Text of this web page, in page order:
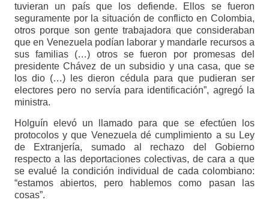
tuvieran un país que los defiende. Ellos se fueron
seguramente por la situación de conflicto en Colombia,
otros porque son gente trabajadora que consideraban
que en Venezuela podían laborar y mandarle recursos a
sus familias (…) otros se fueron por promesas del
presidente Chávez de un subsidio y una casa, que se
los dio (…) les dieron cédula para que pudieran ser
electores pero no servía para identificación”, agregó la
ministra.
Holguín elevó un llamado para que se efectúen los
protocolos y que Venezuela dé cumplimiento a su Ley
de Extranjería, sumado al rechazo del Gobierno
respecto a las deportaciones colectivas, de cara a que
se evalué la condición individual de cada colombiano:
“estamos abiertos, pero hablemos como pasan las
cosas”.